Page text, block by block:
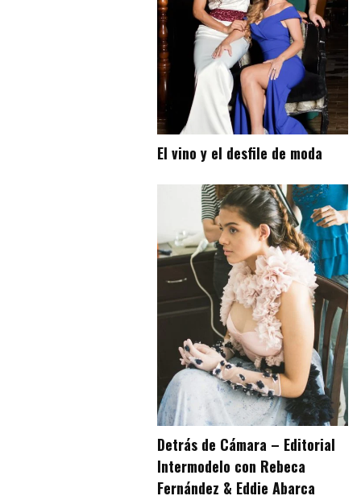
El vino y el desfile de moda
Detrás de Cámara – Editorial
Intermodelo con Rebeca
Fernández & Eddie Abarca